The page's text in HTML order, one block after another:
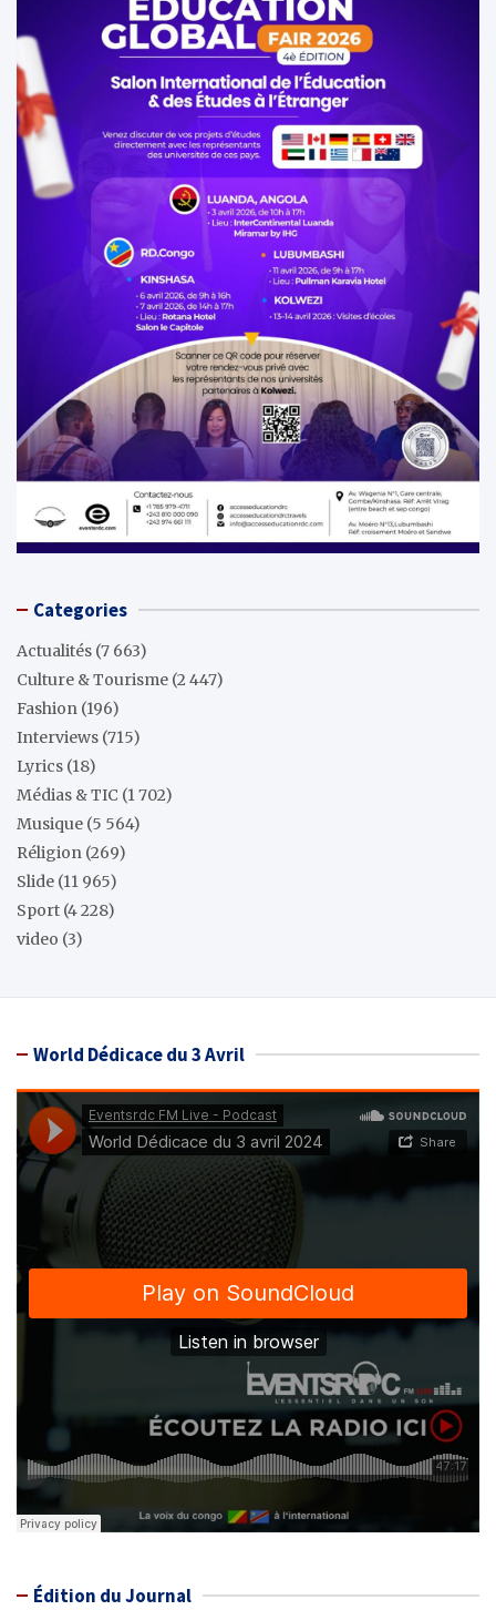
Categories
Actualités (7 663)
Culture & Tourisme (2 447)
Fashion (196)
Interviews (715)
Lyrics (18)
Médias & TIC (1 702)
Musique (5 564)
Réligion (269)
Slide (11 965)
Sport (4 228)
video (3)
World Dédicace du 3 Avril
Édition du Journal